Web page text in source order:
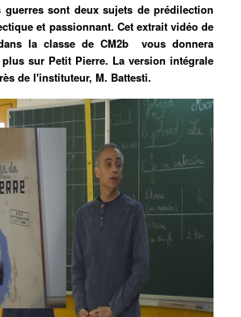
guerres sont deux sujets de prédilection
et passionnant. Cet extrait vidéo de
la classe de CM2b vous donnera
sur Petit Pierre. La version intégrale
de l'instituteur, M. Battesti.